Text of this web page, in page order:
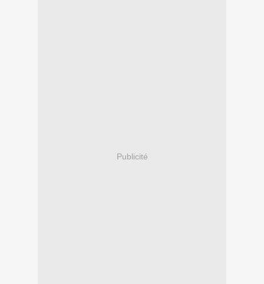
Publicité